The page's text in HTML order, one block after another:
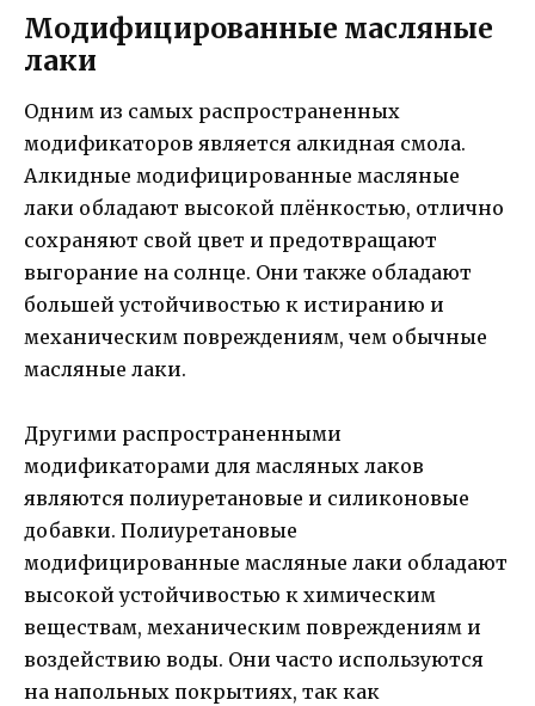
Модифицированные масляные
лаки
Одним из самых распространенных
модификаторов является алкидная смола.
Алкидные модифицированные масляные
лаки обладают высокой плёнкостью, отлично
сохраняют свой цвет и предотвращают
выгорание на солнце. Они также обладают
большей устойчивостью к истиранию и
механическим повреждениям, чем обычные
масляные лаки.
Другими распространенными
модификаторами для масляных лаков
являются полиуретановые и силиконовые
добавки. Полиуретановые
модифицированные масляные лаки обладают
высокой устойчивостью к химическим
веществам, механическим повреждениям и
воздействию воды. Они часто используются
на напольных покрытиях, так как